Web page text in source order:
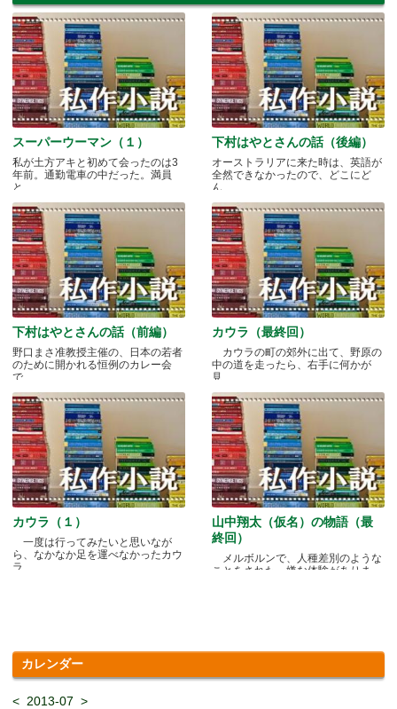
スーパーウーマン（１）
私が土方アキと初めて会ったのは3
年前。通勤電車の中だった。満員
と.....
下村はやとさんの話（後編）
オーストラリアに来た時は、英語が
全然できなかったので、どこにど
ん.....
下村はやとさんの話（前編）
野口まさ准教授主催の、日本の若者
のために開かれる恒例のカレー会
で.....
カウラ（最終回）
カウラの町の郊外に出て、野原の
中の道を走ったら、右手に何かが
見.....
カウラ（１）
一度は行ってみたいと思いなが
ら、なかなか足を運べなかったカウ
ラ.....
山中翔太（仮名）の物語（最
終回）
メルボルンで、人種差別のような
ことをされた、嫌な体験がありま
カレンダー
< 2013-07 >